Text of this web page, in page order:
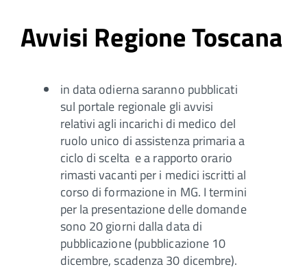
Avvisi Regione Toscana
in data odierna saranno pubblicati
sul portale regionale gli avvisi
relativi agli incarichi di medico del
ruolo unico di assistenza primaria a
ciclo di scelta e a rapporto orario
rimasti vacanti per i medici iscritti al
corso di formazione in MG. I termini
per la presentazione delle domande
sono 20 giorni dalla data di
pubblicazione (pubblicazione 10
dicembre, scadenza 30 dicembre).